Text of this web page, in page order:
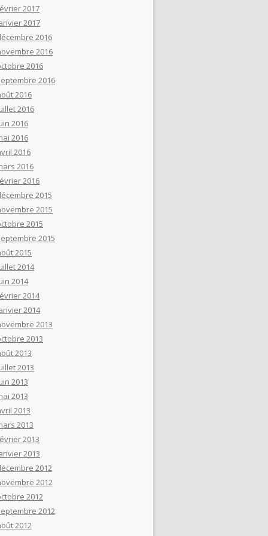
2017
2017
2016
2016
2016
2016
2016
2016
2016
2016
2016
2016
2016
2015
2015
2015
2015
2015
2014
2014
2014
2014
2013
2013
2013
2013
2013
2013
2013
2013
2013
2013
2012
2012
2012
2012
2012